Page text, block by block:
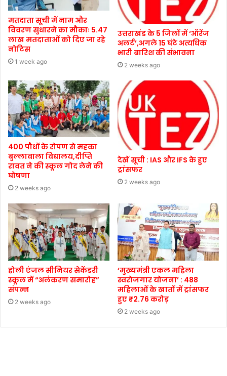
मतदाता सूची में नाम और
विवरण सुधारने का मौकाः 5.47
लाख मतदाताओं को दिए जा रहे
नोटिस
1 week ago
उत्तराखंड के 5 जिलों में ‘ऑरेंज
अलर्ट’,अगले 15 घंटे अत्यधिक
भारी बारिश की संभावना
2 weeks ago
400 पौधों के रोपण से महका
बुल्लावाला विद्यालय,दीप्ति
रावत ने की स्कूल गोद लेने की
घोषणा
2 weeks ago
देखें सूची : IAS और IFS के हुए
ट्रांसफर
2 weeks ago
होली एंजल सीनियर सेकेंडरी
स्कूल में “अलंकरण समारोह”
संपन्न
2 weeks ago
‘मुख्यमंत्री एकल महिला
स्वरोजगार योजना’ : 488
महिलाओं के खातों में ट्रांसफर
हुए ₹2.76 करोड़
2 weeks ago